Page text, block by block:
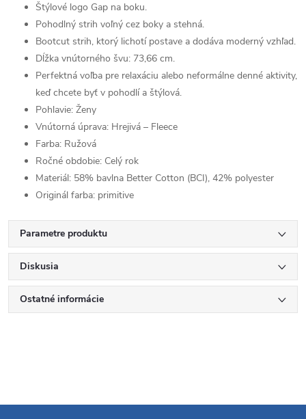
Štýlové logo Gap na boku.
Pohodlný strih voľný cez boky a stehná.
Bootcut strih, ktorý lichotí postave a dodáva moderný vzhľad.
Dĺžka vnútorného švu: 73,66 cm.
Perfektná voľba pre relaxáciu alebo neformálne denné aktivity,
keď chcete byť v pohodlí a štýlová.
Pohlavie: Ženy
Vnútorná úprava: Hrejivá – Fleece
Farba: Ružová
Ročné obdobie: Celý rok
Materiál: 58% bavlna Better Cotton (BCI), 42% polyester
Originál farba: primitive
Parametre produktu
Diskusia
Ostatné informácie